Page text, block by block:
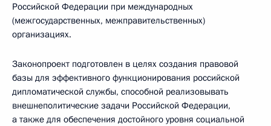
Российской Федерации при международных
(межгосударственных, межправительственных)
организациях.
Законопроект подготовлен в целях создания правовой
базы для эффективного функционирования российской
дипломатической службы, способной реализовывать
внешнеполитические задачи Российской Федерации,
а также для обеспечения достойного уровня социальной